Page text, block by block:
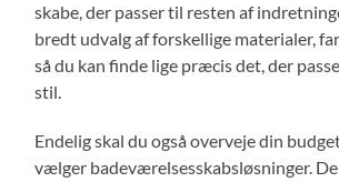
skabe, der passer til resten af
bredt udvalg af forskellige materialer,
så du kan finde lige præcis det, der
stil.
Endelig skal du også overveje din
vælger badeværelsesskabsløsninger.